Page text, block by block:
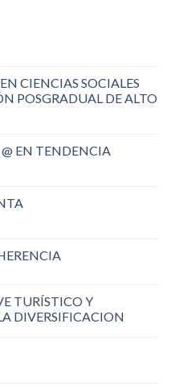
CIENCIAS SOCIALES
POSGRADUAL DE ALTO
EN TENDENCIA
TURÍSTICO Y
DIVERSIFICACION